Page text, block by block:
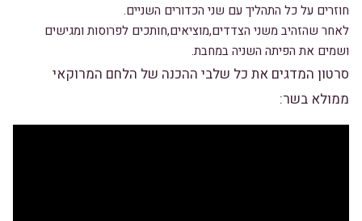
חוזרים על כל התהליך עם שני הכדורים השניים.
לאחר שהזהיב משני הצדדים,מוציאים,חותכים לפרוסות ומגישים
ושמים את הפיתה השניה במחבת.
סרטון המדגים את כל שלבי ההכנה של הלחם המרוקאי
ממולא בשר: